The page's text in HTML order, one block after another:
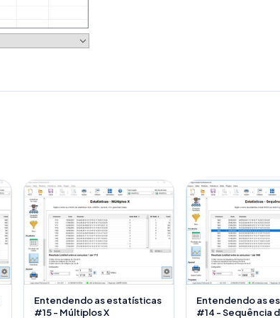
Entendendo as estatísticas
#15 - Múltiplos X
Entendendo as
#14 - Sequência